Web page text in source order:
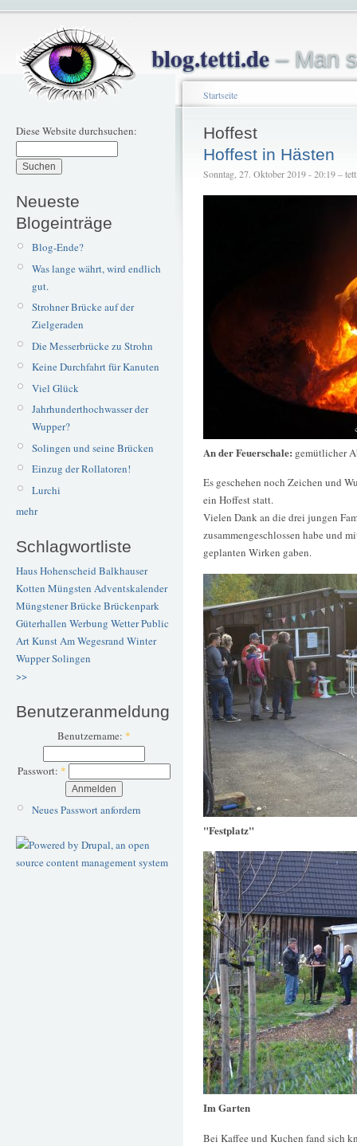
blog.tetti.de– Man
Diese Website durchsuchen:
Neueste
Blogeinträge
Blog-Ende?
Was lange währt, wird endlich
gut.
Strohner Brücke auf der
Zielgeraden
Die Messerbrücke zu Strohn
Keine Durchfahrt für Kanuten
Viel Glück
Jahrhunderthochwasser der
Wupper?
Solingen und seine Brücken
Einzug der Rollatoren!
Lurchi
mehr
Schlagwortliste
Haus Hohenscheid Balkhauser
Kotten Müngsten Adventskalender
Müngstener BrückeBrückenpark
Güterhallen Werbung WetterPublic
ArtKunstAm Wegesrand Winter
WupperSolingen
>>
Benutzeranmeldung
Benutzername: *
Passwort: *
Neues Passwort anfordern
Startseite
Hoffest
Hoffest in Hästen
Sonntag, 27. Oktober 2019 - 20:19 –
An der Feuerschale: gemütlicher
Es geschehen noch Zeichen und
ein Hoffest statt.
Vielen Dank an die drei jungen
zusammengeschlossen habe und
geplanten Wirken gaben.
"Festplatz"
Im Garten
Bei Kaffee und Kuchen fand sich